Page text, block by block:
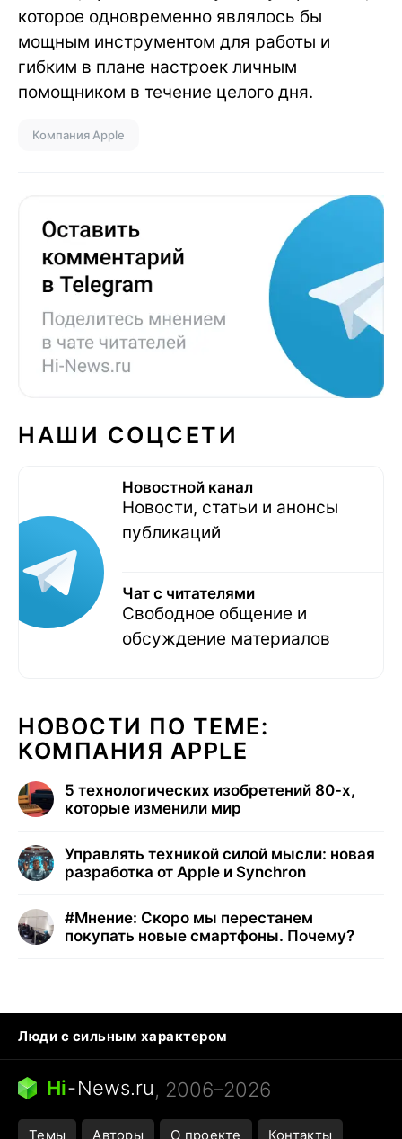
которое одновременно являлось бы
мощным инструментом для работы и
гибким в плане настроек личным
помощником в течение целого дня.
Компания Apple
НАШИ СОЦСЕТИ
Новостной канал
Новости, статьи и анонсы
публикаций
Чат с читателями
Свободное общение и
обсуждение материалов
НОВОСТИ ПО ТЕМЕ:
КОМПАНИЯ APPLE
5 технологических изобретений 80-х,
которые изменили мир
Управлять техникой силой мысли: новая
разработка от Apple и Synchron
#Мнение: Скоро мы перестанем
покупать новые смартфоны. Почему?
Люди с сильным характером
Кошка писает на кровать
Тунцы в океанариуме
Ядовитые пауки России
Города в ядерной войне
Hi-News.ru, 2006–2026
Темы Авторы О проекте Контакты